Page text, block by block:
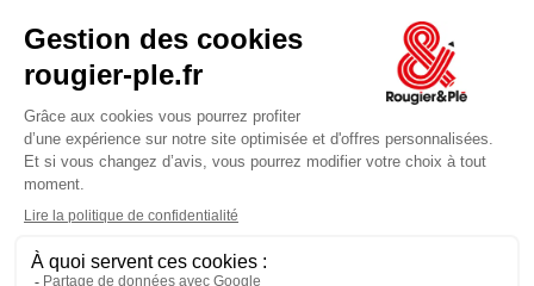
Rougier et Plé 2024 Copyright
Mentions légales
Conditions générales des ventes